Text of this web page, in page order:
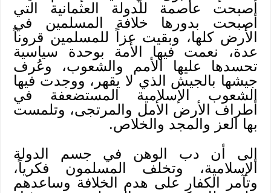
أصبحت عاصمة للدولة العثمانية التي
أصبحت بدورها خلافة المسلمين في
الأرض كلها، وبقيت عزاً للمسلمين قروناً
عدة، نعمت فيها الأمة بوحدة سياسية
تحسدها عليها الأمم والشعوب، وعُرف
جيشها بالجيش الذي لا يقهر، ووجدت فيها
الشعوب الإسلامية المستضعفة في
أطراف الأرض الأمل والمرتجى، وتلمست
بها العز والمجد والخلاص.
إلى أن دب الوهن في جسم الدولة
الإسلامية، وتخلف المسلمون فكرياً،
وتآمر الكفار على هدم الخلافة وساعدهم